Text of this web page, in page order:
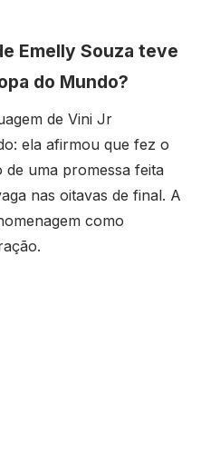
Emelly Souza teve
do Mundo?
de Vini Jr
ela afirmou que fez o
uma promessa feita
nas oitavas de final. A
como